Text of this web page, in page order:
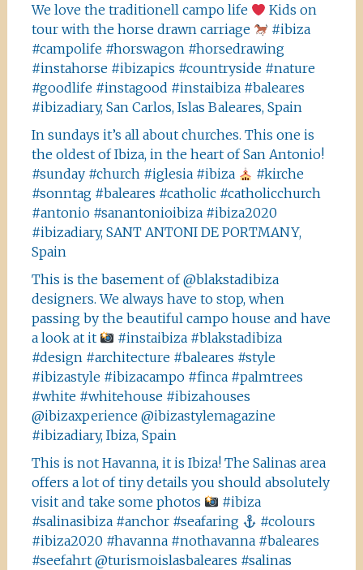
We love the traditionell campo life
Kids on
tour with the horse drawn carriage
#ibiza
#campolife #horswagon #horsedrawing
#instahorse #ibizapics #countryside #nature
#goodlife #instagood #instaibiza #baleares
#ibizadiary, San Carlos, Islas Baleares, Spain
In sundays it’s all about churches. This one is
the oldest of Ibiza, in the heart of San Antonio!
#sunday #church #iglesia #ibiza
#kirche
#sonntag #baleares #catholic #catholicchurch
#antonio #sanantonioibiza #ibiza2020
#ibizadiary, SANT ANTONI DE PORTMANY,
Spain
This is the basement of @blakstadibiza
designers. We always have to stop, when
passing by the beautiful campo house and have
a look at it
#instaibiza #blakstadibiza
#design #architecture #baleares #style
#ibizastyle #ibizacampo #finca #palmtrees
#white #whitehouse #ibizahouses
@ibizaxperience @ibizastylemagazine
#ibizadiary, Ibiza, Spain
This is not Havanna, it is Ibiza! The Salinas area
offers a lot of tiny details you should absolutely
visit and take some photos
#ibiza
#salinasibiza #anchor #seafaring
#colours
#ibiza2020 #havanna #nothavanna #baleares
#seefahrt @turismoislasbaleares #salinas